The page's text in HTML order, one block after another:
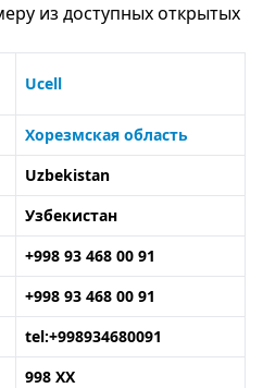
из доступных открытых
Ucell
Хорезмская область
Uzbekistan
Узбекистан
+998 93 468 00 91
+998 93 468 00 91
tel:+998934680091
998 XX